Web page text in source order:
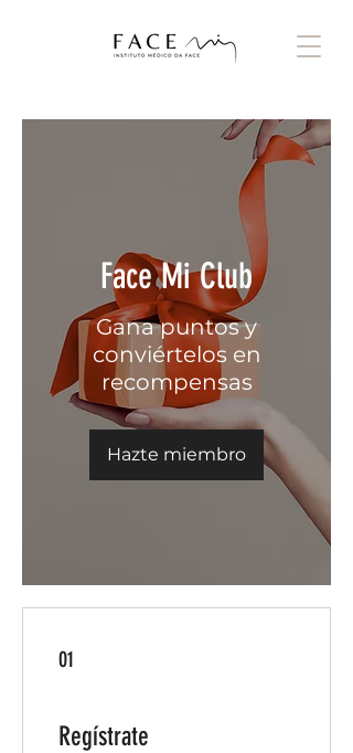
Face Mi Club
Gana puntos y
conviértelos en
recompensas
Hazte miembro
01
Regístrate